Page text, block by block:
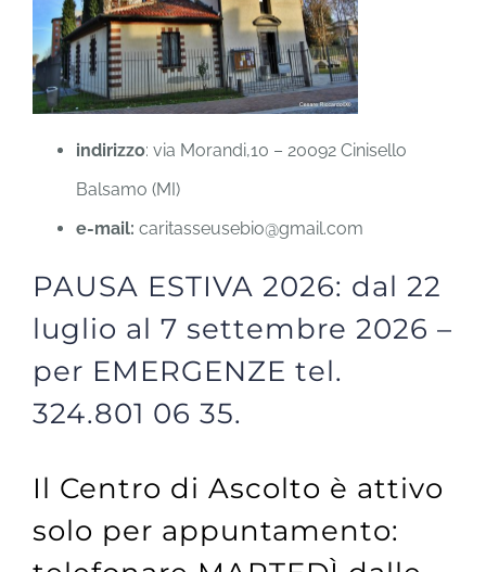
indirizzo: via Morandi,10 – 20092 Cinisello
Balsamo (MI)
e-mail: caritasseusebio@gmail.com
PAUSA ESTIVA 2026: dal 22
luglio al 7 settembre 2026 –
per EMERGENZE tel.
324.801 06 35.
Il Centro di Ascolto è attivo
solo per appuntamento: